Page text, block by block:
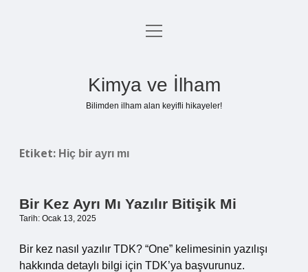
Anasayfa
menüyü
Kimya ve İlham
Bilimden ilham alan keyifli hikayeler!
Etiket: Hiç bir ayrı mı
Bir Kez Ayrı Mı Yazılır Bitişik Mi
Tarih: Ocak 13, 2025
Bir kez nasıl yazılır TDK? “One” kelimesinin yazılışı
hakkında detaylı bilgi için TDK’ya başvurunuz.